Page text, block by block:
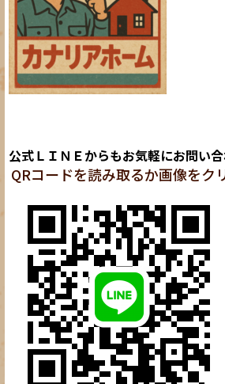
公式ＬＩＮＥからもお気軽にお問い
QRコードを読み取るか画像をク